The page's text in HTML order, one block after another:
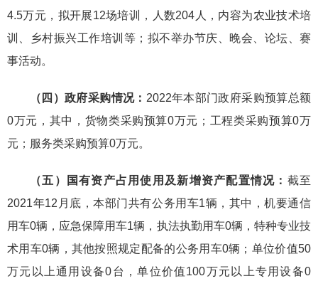
4.5万元，拟开展12场培训，人数204人，内容为农业技术培
训、乡村振兴工作培训等；拟不举办节庆、晚会、论坛、赛
事活动。
（四）政府采购情况： 2022年本部门政府采购预算总额
0万元，其中，货物类采购预算0万元；工程类采购预算0万
元；服务类采购预算0万元。
（五） 国有资产占用使用及新增资产配置情况： 截至
2021年12月底，本部门共有公务用车1辆，其中，机要通信
用车0辆，应急保障用车1辆，执法执勤用车0辆，特种专业技
术用车0辆，其他按照规定配备的公务用车0辆；单位价值50
万元以上通用设备0台，单位价值100万元以上专用设备0